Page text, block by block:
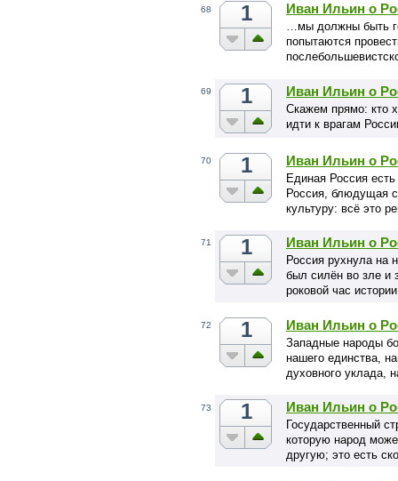
68 1 Иван Ильин о
…мы должны быть
попытаются
69 1 Иван Ильин о
Скажем прямо: кто
идти к врагам
70 1 Иван Ильин о
Единая Россия
Россия, блюдущая
культуру: всё это
71 1 Иван Ильин о
Россия рухнула на
был силён во зле и
роковой час
72 1 Иван Ильин о
Западные народы
нашего единства,
духовного уклада,
73 1 Иван Ильин о
Государственный
которую народ
другую; это есть